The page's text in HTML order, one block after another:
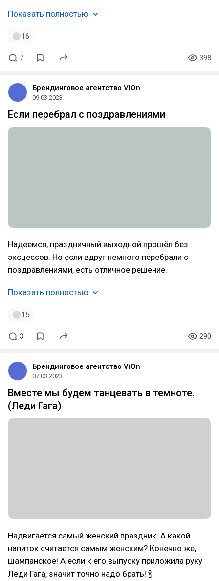
Показать полностью
16
7 398
Брендинговое агентство ViOn
09.03.2023
Если перебрал с поздравлениями
Надеемся, праздничный выходной прошёл без
эксцессов. Но если вдруг немного перебрали с
поздравлениями, есть отличное решение.
Показать полностью
15
3 290
Брендинговое агентство ViOn
07.03.2023
Вместе мы будем танцевать в темноте.
(Леди Гага)
Надвигается самый женский праздник. А какой
напиток считается самым женским? Конечно же,
шампанское! А если к его выпуску приложила руку
Леди Гага, значит точно надо брать! 🍾